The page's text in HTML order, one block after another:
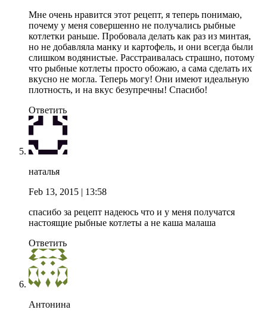
Мне очень нравится этот рецепт, я теперь понимаю,
почему у меня совершенно не получались рыбные
котлетки раньше. Пробовала делать как раз из минтая,
но не добавляла манку и картофель, и они всегда были
слишком водянистые. Расстраивалась страшно, потому
что рыбные котлеты просто обожаю, а сама сделать их
вкусно не могла. Теперь могу! Они имеют идеальную
плотность, и на вкус безупречны! Спасибо!
Ответить
наталья
Feb 13, 2015 | 13:58
спасибо за рецепт надеюсь что и у меня получатся
настоящие рыбные котлеты а не каша малаша
Ответить
Антонина